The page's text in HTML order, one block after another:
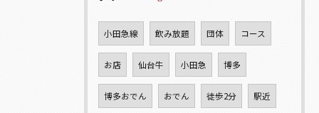
小田急線 飲み放題 団体 コース
お店 仙台牛 小田急 博多
博多おでん おでん 徒歩2分 駅近